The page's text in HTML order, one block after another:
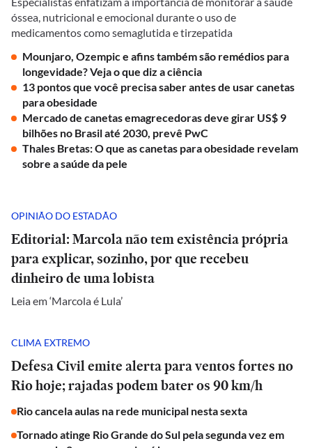
óssea, nutricional e emocional durante o uso de
medicamentos como semaglutida e tirzepatida
Mounjaro, Ozempic e afins também são remédios para
longevidade? Veja o que diz a ciência
13 pontos que você precisa saber antes de usar canetas
para obesidade
Mercado de canetas emagrecedoras deve girar US$ 9
bilhões no Brasil até 2030, prevê PwC
Thales Bretas: O que as canetas para obesidade revelam
sobre a saúde da pele
OPINIÃO DO ESTADÃO
Editorial: Marcola não tem existência própria
para explicar, sozinho, por que recebeu
dinheiro de uma lobista
Leia em ‘Marcola é Lula’
CLIMA EXTREMO
Defesa Civil emite alerta para ventos fortes no
Rio hoje; rajadas podem bater os 90 km/h
Rio cancela aulas na rede municipal nesta sexta
Tornado atinge Rio Grande do Sul pela segunda vez em